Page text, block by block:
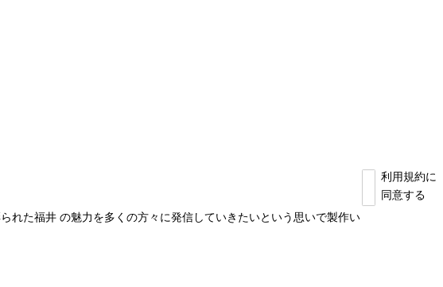
れた福井 の魅力を多くの方々に発信していきたいという思いで製作い
利用規約に
同意する